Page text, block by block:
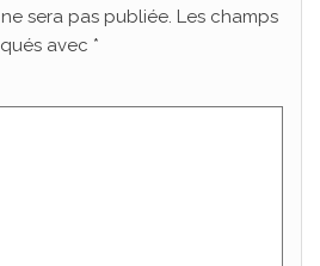
sera pas publiée. Les champs
avec *